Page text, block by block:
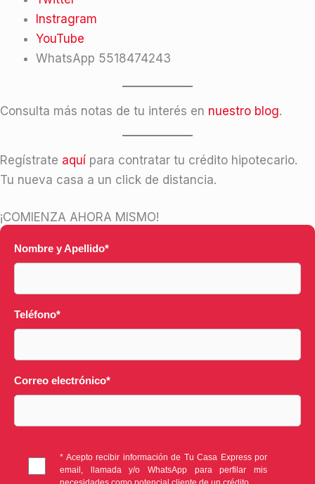
Instragram
YouTube
WhatsApp 5518474243
Consulta más notas de tu interés en nuestro blog.
Regístrate aquí para contratar tu crédito hipotecario.
Tu nueva casa a un click de distancia.
¡COMIENZA AHORA MISMO!
Nombre y Apellido*
Teléfono*
Correo electrónico*
* Acepto recibir información de Tu Casa Express por
email, llamada y/o WhatsApp para perfilar mis